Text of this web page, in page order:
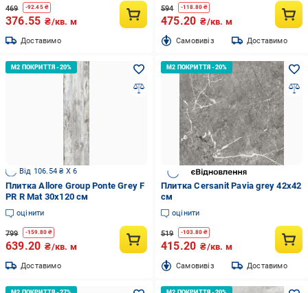
469 -92.45₴
376.55 ₴/кв. м
Доставимо
594 -118.80₴
475.20 ₴/кв. м
Cамовивіз Доставимо
Від 106.54 ₴ X 6
Плитка Allore Group Ponte Grey F
PR R Mat 30x120 см
оцінити
799 -159.80 ₴
639.20 ₴/кв. м
Доставимо
Плитка Cersanit Pavia grey 42x42
см
оцінити
519 -103.80₴
415.20 ₴/кв. м
Cамовивіз Доставимо